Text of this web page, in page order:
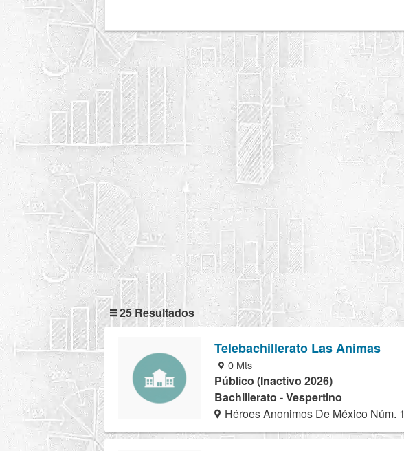
25 Resultados
Telebachillerato Las Animas
0 Mts
Público (Inactivo 2026)
Bachillerato - Vespertino
Héroes Anonimos De México Núm. 1